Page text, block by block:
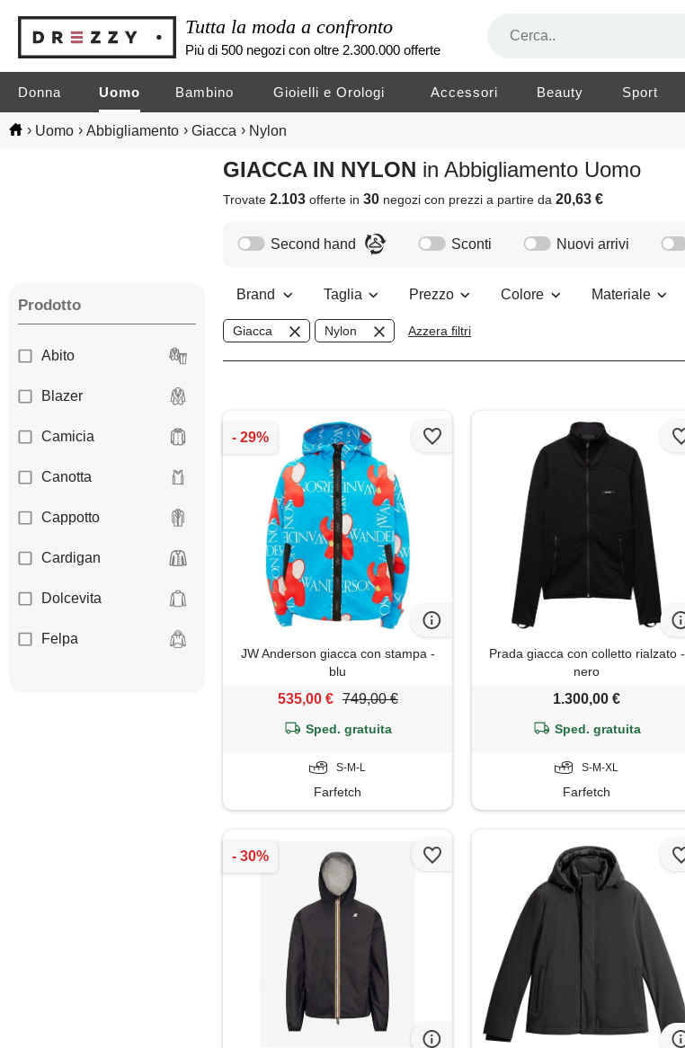
Tutta la moda a confronto
Più di 500 negozi con oltre 2.300.000 offerte
Donna Uomo Bambino Gioielli e Orologi Accessori Beauty Sport
› Uomo › Abbigliamento › Giacca › Nylon
GIACCA IN NYLON in Abbigliamento Uomo
Trovate2.103 offerte in30 negozicon prezzi a partire da20,63 €
Prodotto
Abito
Blazer
Camicia
Canotta
Cappotto
Cardigan
Dolcevita
Felpa
Second hand Sconti Nuovi arrivi
Brand Taglia Prezzo Colore Materiale
Giacca Nylon Azzera filtri
JW Anderson giacca con stampa -
blu
535,00 € 749,00 €
Sped. gratuita
S-M-L
Farfetch
Prada giacca con colletto rialzato -
nero
1.300,00 €
Sped. gratuita
S-M-XL
Farfetch